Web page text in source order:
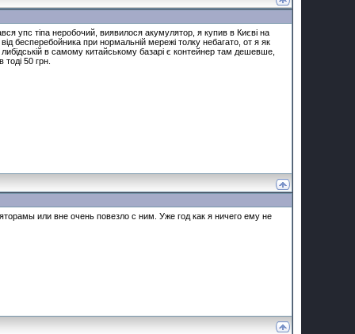
упс тіпа неробочий, виявилося акумулятор, я купив в Києві на
бесперебойника при нормальній мережі толку небагато, от я як
в самому китайському базарі є контейнер там дешевше,
50 грн.
или вне очень повезло с ним. Уже год как я ничего ему не